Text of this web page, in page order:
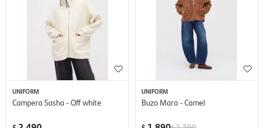
UNIFORM
Campera Sasha - Off white
UNIFORM
Buzo Mara - Camel